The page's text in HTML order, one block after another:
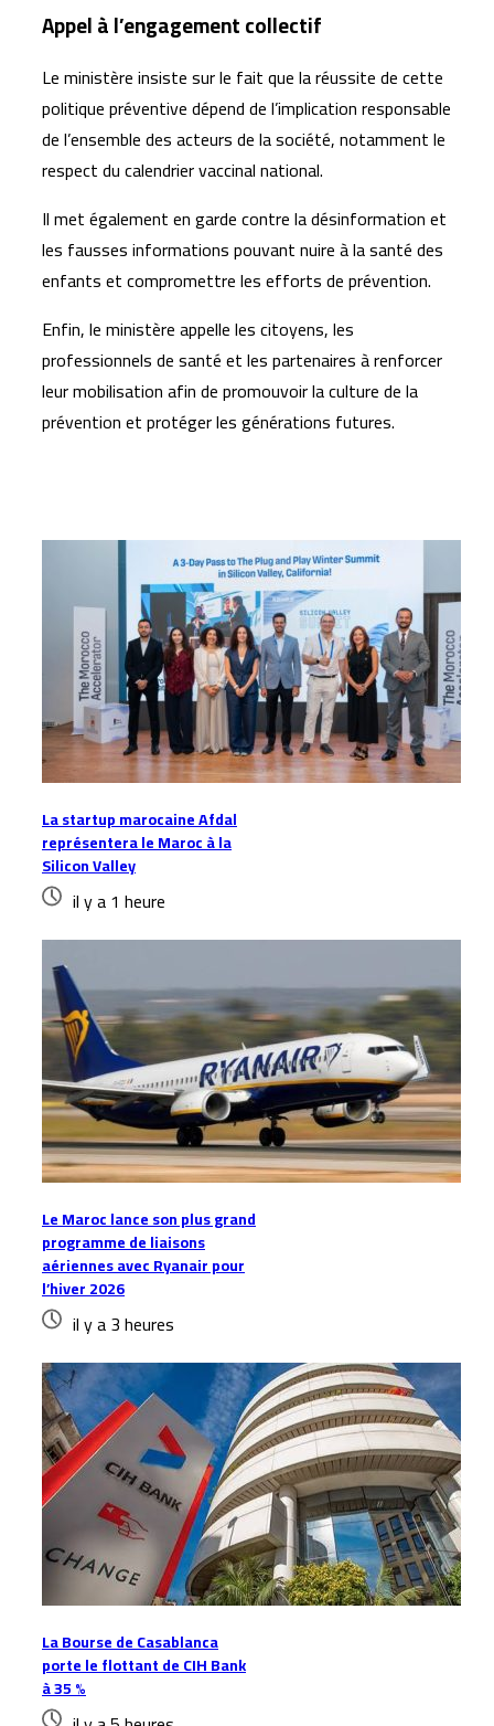
Appel à l’engagement collectif
Le ministère insiste sur le fait que la réussite de cette
politique préventive dépend de l’implication responsable
de l’ensemble des acteurs de la société, notamment le
respect du calendrier vaccinal national.
Il met également en garde contre la désinformation et
les fausses informations pouvant nuire à la santé des
enfants et compromettre les efforts de prévention.
Enfin, le ministère appelle les citoyens, les
professionnels de santé et les partenaires à renforcer
leur mobilisation afin de promouvoir la culture de la
prévention et protéger les générations futures.
La startup marocaine Afdal
représentera le Maroc à la
Silicon Valley
il y a 1 heure
Le Maroc lance son plus grand
programme de liaisons
aériennes avec Ryanair pour
l’hiver 2026
il y a 3 heures
La Bourse de Casablanca
porte le flottant de CIH Bank
à 35 %